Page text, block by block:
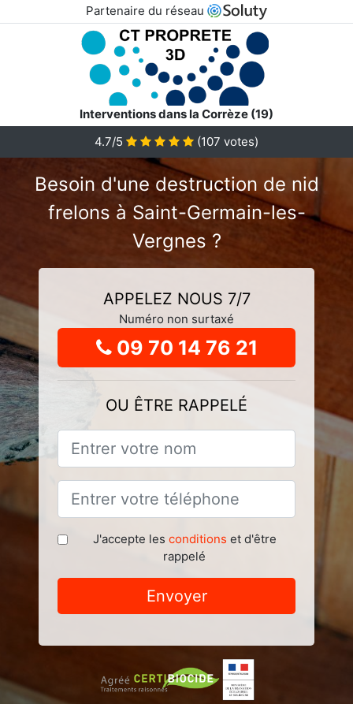
Partenaire du réseau
Interventions dans la Corrèze (19)
4.7/5 (107 votes)
Besoin d'une destruction de nid
frelons à Saint-Germain-les-
Vergnes ?
APPELEZ NOUS 7/7
Numéro non surtaxé
09 70 14 76 21
OU ÊTRE RAPPELÉ
J'accepte les conditions et d'être
rappelé
Envoyer